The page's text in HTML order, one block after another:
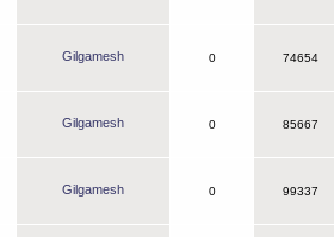
Gilgamesh 0 74654
Gilgamesh 0 85667
Gilgamesh 0 99337